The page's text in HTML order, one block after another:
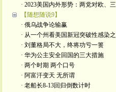
· 2023美国内外形势：两党对欧、三
【随想随说9】
· 俄乌战争论输赢
· 从一个州看美国新冠突破性感染之
· 刘董格局不大，终将功亏一篑
· 华为公主安全回国的三大措施
· 两个时期 两个口号
· 阿富汗变天 无所谓
· 老船长8-13回归倒数计时